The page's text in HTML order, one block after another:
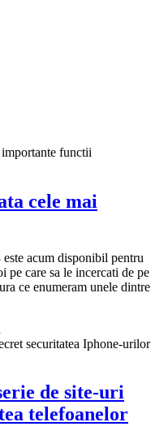
cele mai
acum disponibil pentru
care sa le incercati de pe
ce enumeram unele dintre
de site-uri
telefoanelor